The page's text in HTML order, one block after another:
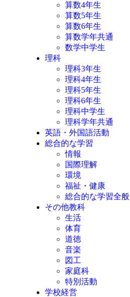
算数4年生
算数5年生
算数6年生
算数学年共通
数学中学生
理科
理科3年生
理科4年生
理科5年生
理科6年生
理科中学生
理科学年共通
英語・外国語活動
総合的な学習
情報
国際理解
環境
福祉・健康
総合的な学習全般
その他教科
生活
体育
道徳
音楽
図工
家庭科
特別活動
学校経営